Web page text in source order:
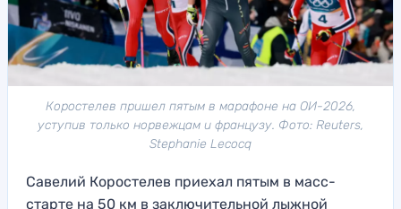
Коростелев пришел пятым в марафоне на ОИ-2026,
уступив только норвежцам и французу. Фото: Reuters,
Stephanie Lecocq
Савелий Коростелев приехал пятым в масс-
старте на 50 км в заключительной лыжной